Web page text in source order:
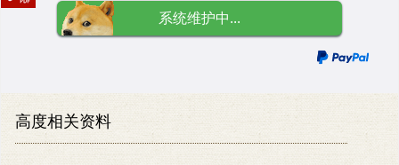
系统维护中...
高度相关资料